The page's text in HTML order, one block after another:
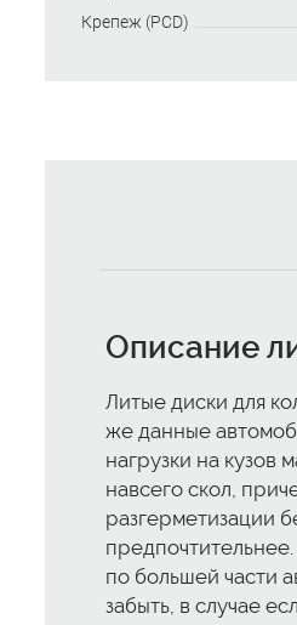
Крепеж (PCD)
Описание
Литые диски для
же данные
нагрузки на кузов
навсего скол,
разгерметизации
по большей части
забыть, в случае